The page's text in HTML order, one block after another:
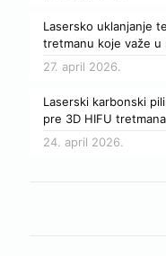
Lasersko uklanjanje
tretmanu koje važe u
27. april 2026.
Laserski karbonski
pre 3D HIFU tretmana
24. april 2026.